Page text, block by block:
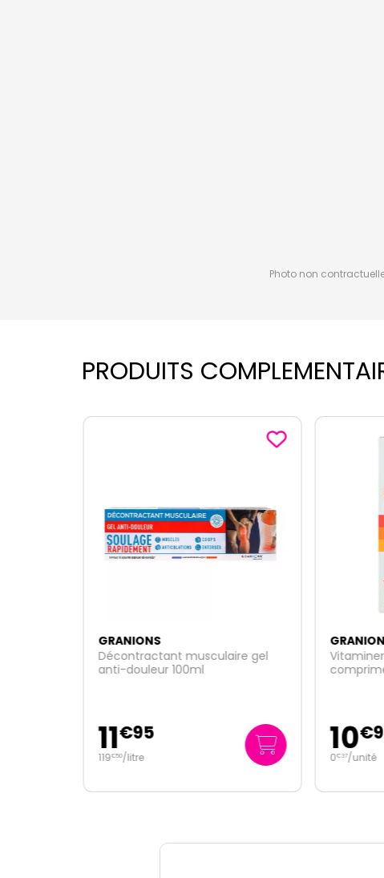
Photo non
PRODUITS
GRANIONS
Décontractant musculaire gel
anti-douleur 100ml
11€95
119€50/litre 10€
0€37/unité